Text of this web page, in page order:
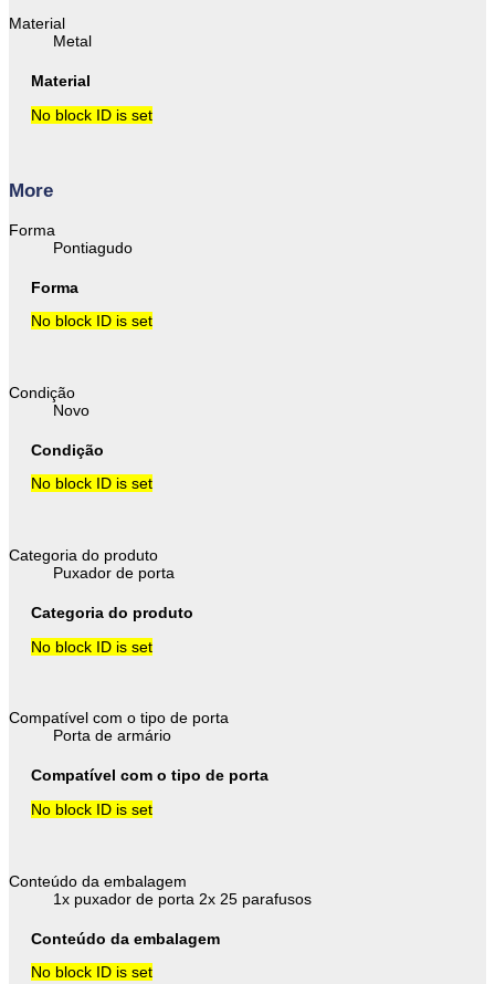
Material
Metal
Material
No block ID is set
More
Forma
Pontiagudo
Forma
No block ID is set
Condição
Novo
Condição
No block ID is set
Categoria do produto
Puxador de porta
Categoria do produto
No block ID is set
Compatível com o tipo de porta
Porta de armário
Compatível com o tipo de porta
No block ID is set
Conteúdo da embalagem
1x puxador de porta 2x 25 parafusos
Conteúdo da embalagem
No block ID is set